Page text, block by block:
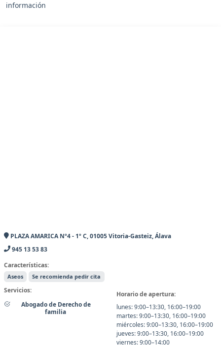
información
PLAZA AMARICA Nº4 - 1º C, 01005 Vitoria-Gasteiz, Álava
945 13 53 83
Características:
Aseos Se recomienda pedir cita
Servicios:
Abogado de Derecho de
familia
Horario de apertura:
lunes: 9:00–13:30, 16:00–19:00
martes: 9:00–13:30, 16:00–19:00
miércoles: 9:00–13:30, 16:00–19:00
jueves: 9:00–13:30, 16:00–19:00
viernes: 9:00–14:00